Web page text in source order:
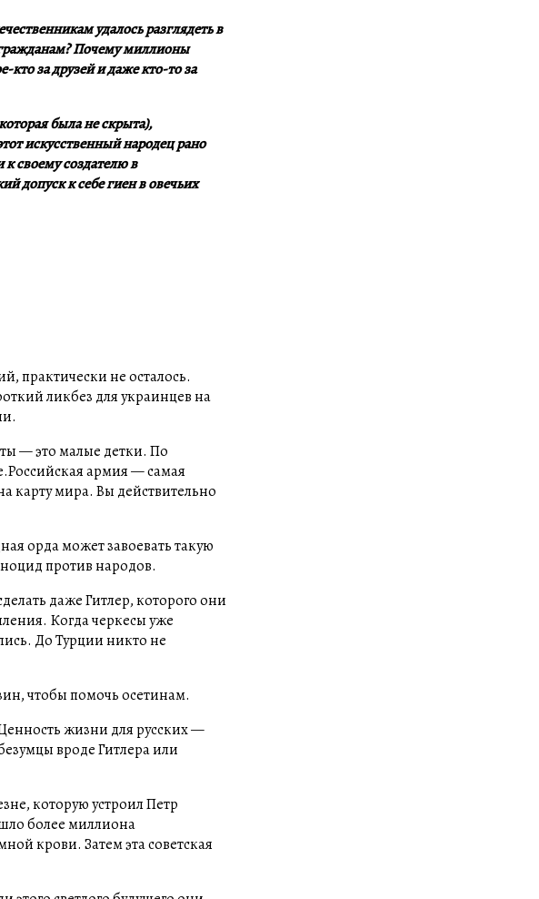
удалось разглядеть в
Почему миллионы
за друзей и даже кто-то за
была не скрыта),
искусственный народец рано
к своему создателю в
допуск к себе гиен в овечьих
практически не осталось.
ликбез для украинцев на
— это малые детки. По
армия — самая
карту мира. Вы действительно
орда может завоевать такую
против народов.
даже Гитлер, которого они
Когда черкесы уже
До Турции никто не
чтобы помочь осетинам.
жизни для русских —
вроде Гитлера или
которую устроил Петр
более миллиона
крови. Затем эта советская